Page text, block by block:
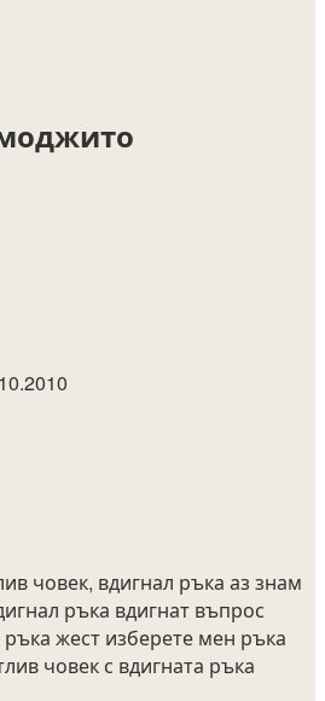
човек, вдигнал ръка аз знам
ръка вдигнат въпрос
ръка жест изберете мен ръка
човек с вдигната ръка